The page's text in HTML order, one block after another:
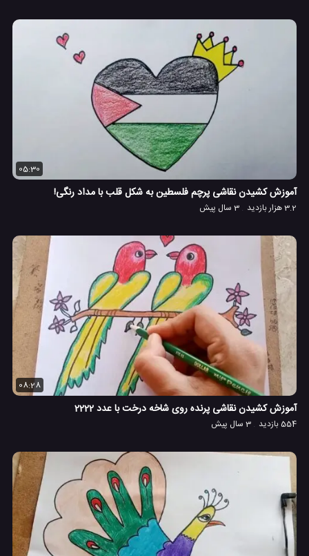
05:30
آموزش کشیدن نقاشی پرچم فلسطین به شکل قلب با مداد رنگی!
3.2 هزار بازدید 3 سال پیش
08:28
آموزش کشیدن نقاشی پرنده روی شاخه درخت با عدد 2222
554 بازدید 3 سال پیش